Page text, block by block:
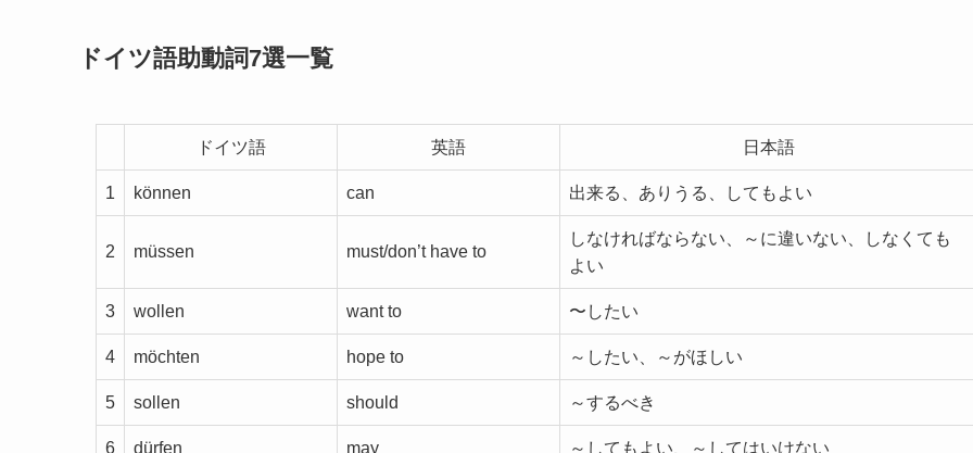
ドイツ語助動詞7選一覧
ドイツ語 英語 日本語
1 können can 出来る、ありうる、してもよい
2 müssen must/don’t have to
しなければならない、～に違いない、しなくても
よい
3 wollen want to 〜したい
4 möchten hope to ～したい、～がほしい
5 sollen should ～するべき
6 dürfen may ～してもよい、～してはいけない